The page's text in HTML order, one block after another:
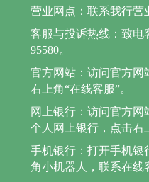
营业网点：联系我行营
客服与投诉热线：致电
95580。
官方网站：访问官方网
右上角“在线客服”。
网上银行：访问官方网
个人网上银行，点击右
手机银行：打开手机银
角小机器人，联系在线